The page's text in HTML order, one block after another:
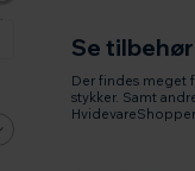
Se
Der findes meget
stykker. Samt